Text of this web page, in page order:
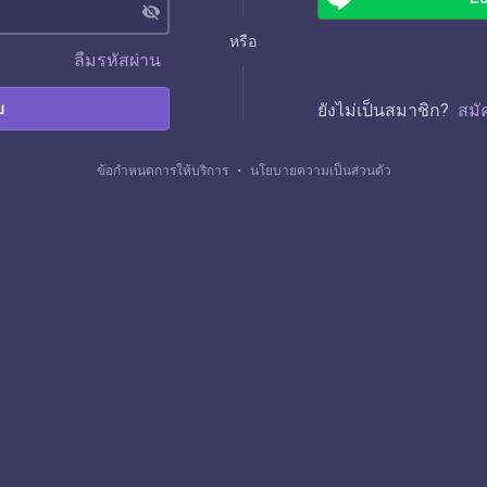
visibility_off
ลืมรหัสผ่าน
หรือ
ยังไม่เป็นสมาชิก? สมั
ข้อกำหนดการให้บริการ ・ นโยบายความเป็นส่วนตัว